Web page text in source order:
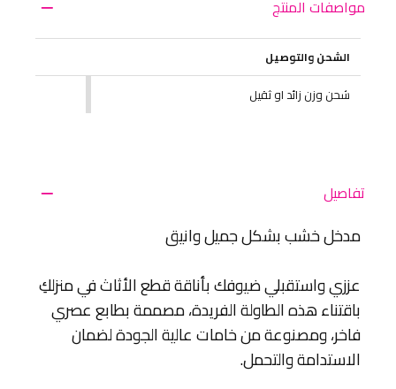
مواصفات المنتج
الشحن والتوصيل
شحن وزن زائد او ثقيل
تفاصيل
مدخل خشب بشكل جميل وانيق
عززي واستقبلي ضيوفك بأناقة قطع الأثاث في منزلكِ
باقتناء هذه الطاولة الفريدة، مصممة بطابع عصري
فاخر، ومصنوعة من خامات عالية الجودة لضمان
الاستدامة والتحمل.